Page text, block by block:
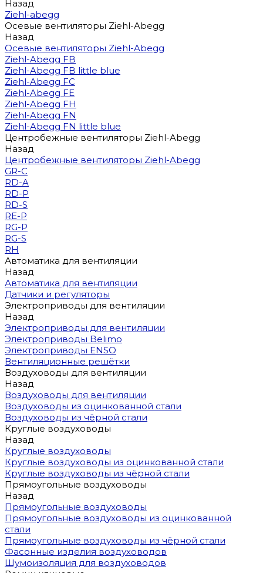
Назад
Ziehl-abegg
Осевые вентиляторы Ziehl-Abegg
Назад
Осевые вентиляторы Ziehl-Abegg
Ziehl-Abegg FB
Ziehl-Abegg FB little blue
Ziehl-Abegg FC
Ziehl-Abegg FE
Ziehl-Abegg FH
Ziehl-Abegg FN
Ziehl-Abegg FN little blue
Центробежные вентиляторы Ziehl-Abegg
Назад
Центробежные вентиляторы Ziehl-Abegg
GR-C
RD-A
RD-P
RD-S
RE-P
RG-P
RG-S
RH
Автоматика для вентиляции
Назад
Автоматика для вентиляции
Датчики и регуляторы
Электроприводы для вентиляции
Назад
Электроприводы для вентиляции
Электроприводы Belimo
Электроприводы ENSO
Вентиляционные решётки
Воздуховоды для вентиляции
Назад
Воздуховоды для вентиляции
Воздуховоды из оцинкованной стали
Воздуховоды из чёрной стали
Круглые воздуховоды
Назад
Круглые воздуховоды
Круглые воздуховоды из оцинкованной стали
Круглые воздуховоды из чёрной стали
Прямоугольные воздуховоды
Назад
Прямоугольные воздуховоды
Прямоугольные воздуховоды из оцинкованной
стали
Прямоугольные воздуховоды из чёрной стали
Фасонные изделия воздуховодов
Шумоизоляция для воздуховодов